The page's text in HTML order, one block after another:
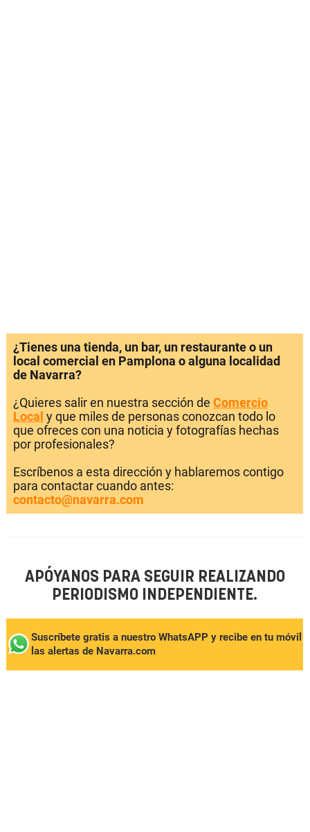
¿Tienes una tienda, un bar, un restaurante o un
local comercial en Pamplona o alguna localidad
de Navarra?
¿Quieres salir en nuestra sección de Comercio
Local y que miles de personas conozcan todo lo
que ofreces con una noticia y fotografías hechas
por profesionales?
Escríbenos a esta dirección y hablaremos contigo
para contactar cuando antes:
contacto@navarra.com
APÓYANOS PARA SEGUIR REALIZANDO
PERIODISMO INDEPENDIENTE.
Suscríbete gratis a nuestro WhatsAPP y recibe en tu móvil
las alertas de Navarra.com